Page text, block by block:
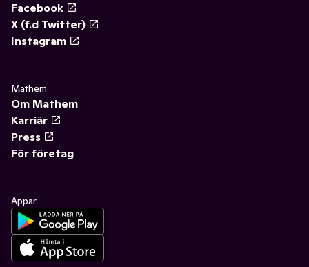
Facebook
X (f.d Twitter)
Instagram
Mathem
Om Mathem
Karriär
Press
För företag
Appar